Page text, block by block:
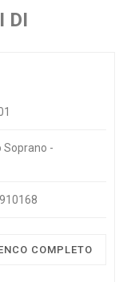
DI
Soprano -
COMPLETO